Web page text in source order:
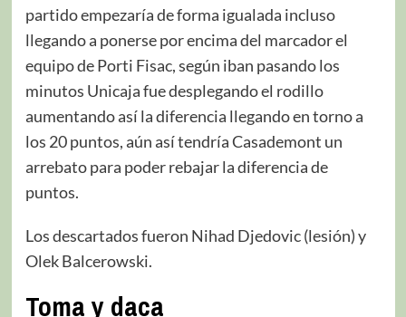
partido empezaría de forma igualada incluso
llegando a ponerse por encima del marcador el
equipo de Porti Fisac, según iban pasando los
minutos Unicaja fue desplegando el rodillo
aumentando así la diferencia llegando en torno a
los 20 puntos, aún así tendría Casademont un
arrebato para poder rebajar la diferencia de
puntos.
Los descartados fueron Nihad Djedovic (lesión) y
Olek Balcerowski.
Toma y daca